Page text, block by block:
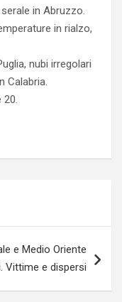
in Abruzzo.
in rialzo,
nubi irregolari
Calabria.
20.
e Medio Oriente
Vittime e dispersi